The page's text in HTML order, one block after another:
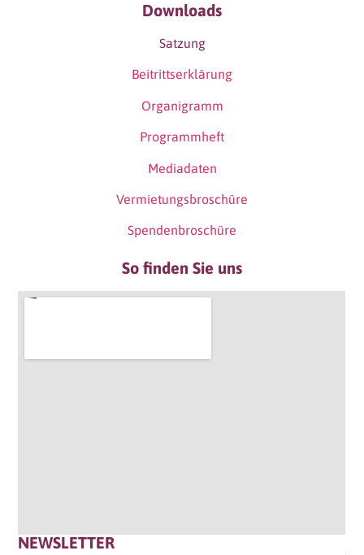
Downloads
Satzung
Beitrittserklärung
Organigramm
Programmheft
Mediadaten
Vermietungsbroschüre
Spendenbroschüre
So finden Sie uns
NEWSLETTER